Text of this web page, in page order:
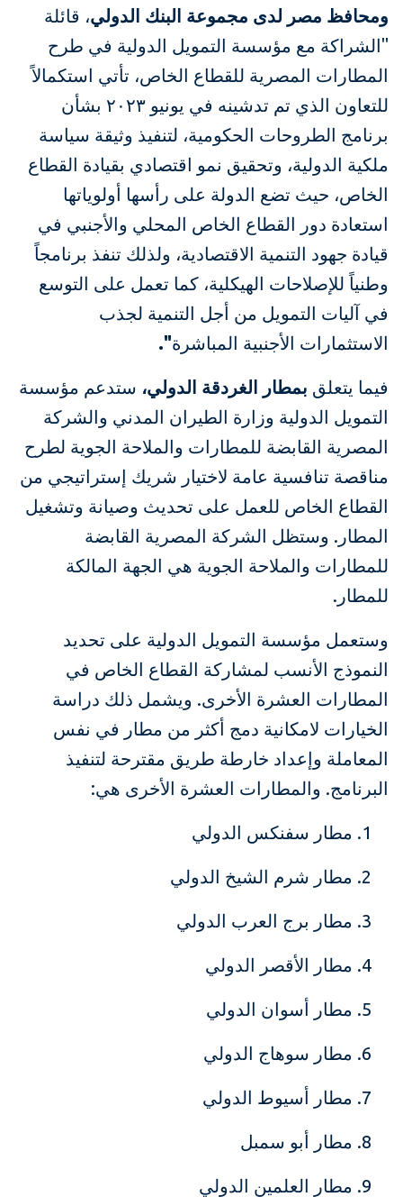
ومحافظ مصر لدى مجموعة البنك الدولي، قائلة
"الشراكة مع مؤسسة التمويل الدولية في طرح
المطارات المصرية للقطاع الخاص، تأتي استكمالاً
للتعاون الذي تم تدشينه في يونيو ٢٠٢٣ بشأن
برنامج الطروحات الحكومية، لتنفيذ وثيقة سياسة
ملكية الدولية، وتحقيق نمو اقتصادي بقيادة القطاع
الخاص، حيث تضع الدولة على رأسها أولوياتها
استعادة دور القطاع الخاص المحلي والأجنبي في
قيادة جهود التنمية الاقتصادية، ولذلك تنفذ برنامجاً
وطنياً للإصلاحات الهيكلية، كما تعمل على التوسع
في آليات التمويل من أجل التنمية لجذب
الاستثمارات الأجنبية المباشرة".
فيما يتعلق بمطار الغردقة الدولي، ستدعم مؤسسة
التمويل الدولية وزارة الطيران المدني والشركة
المصرية القابضة للمطارات والملاحة الجوية لطرح
مناقصة تنافسية عامة لاختيار شريك إستراتيجي من
القطاع الخاص للعمل على تحديث وصيانة وتشغيل
المطار. وستظل الشركة المصرية القابضة
للمطارات والملاحة الجوية هي الجهة المالكة
للمطار.
وستعمل مؤسسة التمويل الدولية على تحديد
النموذج الأنسب لمشاركة القطاع الخاص في
المطارات العشرة الأخرى. ويشمل ذلك دراسة
الخيارات لامكانية دمج أكثر من مطار في نفس
المعاملة وإعداد خارطة طريق مقترحة لتنفيذ
البرنامج. والمطارات العشرة الأخرى هي:
مطار سفنكس الدولي
مطار شرم الشيخ الدولي
مطار برج العرب الدولي
مطار الأقصر الدولي
مطار أسوان الدولي
مطار سوهاج الدولي
مطار أسيوط الدولي
مطار أبو سمبل
مطار العلمين الدولي